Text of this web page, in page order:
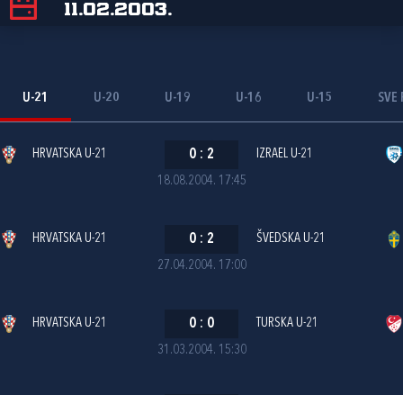
11.02.2003.
U-21 U-20 U-19 U-16 U-15 SVE
18.08.2004. 17:45
HRVATSKA U-21 0 : 2 IZRAEL U-21
27.04.2004. 17:00
HRVATSKA U-21 0 : 2 ŠVEDSKA U-21
31.03.2004. 15:30
HRVATSKA U-21 0 : 0 TURSKA U-21